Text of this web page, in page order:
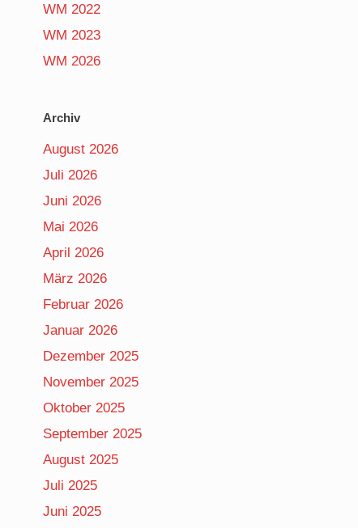
WM 2022
WM 2023
WM 2026
Archiv
August 2026
Juli 2026
Juni 2026
Mai 2026
April 2026
März 2026
Februar 2026
Januar 2026
Dezember 2025
November 2025
Oktober 2025
September 2025
August 2025
Juli 2025
Juni 2025